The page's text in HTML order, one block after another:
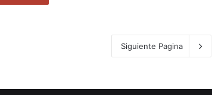
Siguiente Pagina